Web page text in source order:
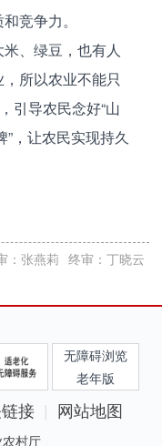
竞争力。
、绿豆，也有人
所以农业不能只
引导农民念好“山
”，让农民实现持久
：张燕莉 终审：丁晓云
无障碍浏览
老年版
接 网站地图
村厅